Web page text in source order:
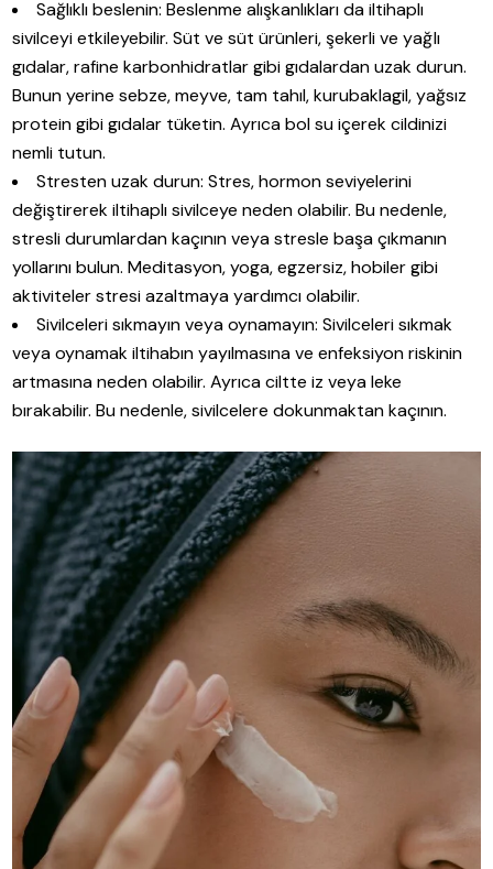
Sağlıklı beslenin: Beslenme alışkanlıkları da iltihaplı
sivilceyi etkileyebilir. Süt ve süt ürünleri, şekerli ve yağlı
gıdalar, rafine karbonhidratlar gibi gıdalardan uzak durun.
Bunun yerine sebze, meyve, tam tahıl, kurubaklagil, yağsız
protein gibi gıdalar tüketin. Ayrıca bol su içerek cildinizi
nemli tutun.
Stresten uzak durun: Stres, hormon seviyelerini
değiştirerek iltihaplı sivilceye neden olabilir. Bu nedenle,
stresli durumlardan kaçının veya stresle başa çıkmanın
yollarını bulun. Meditasyon, yoga, egzersiz, hobiler gibi
aktiviteler stresi azaltmaya yardımcı olabilir.
Sivilceleri sıkmayın veya oynamayın: Sivilceleri sıkmak
veya oynamak iltihabın yayılmasına ve enfeksiyon riskinin
artmasına neden olabilir. Ayrıca ciltte iz veya leke
bırakabilir. Bu nedenle, sivilcelere dokunmaktan kaçının.